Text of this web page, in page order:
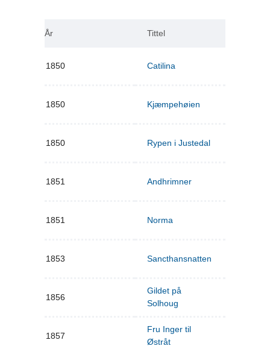
År Tittel
1850 Catilina
1850 Kjæmpehøien
1850 Rypen i Justedal
1851 Andhrimner
1851 Norma
1853 Sancthansnatten
1856
Gildet på
Solhoug
1857
Fru Inger til
Østråt